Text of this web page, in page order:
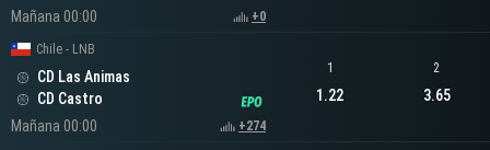
Mañana 00:00
+0
Chile - LNB
CD Las Animas
CD Castro
Mañana 00:00
+274
1
1.22
2
3.65